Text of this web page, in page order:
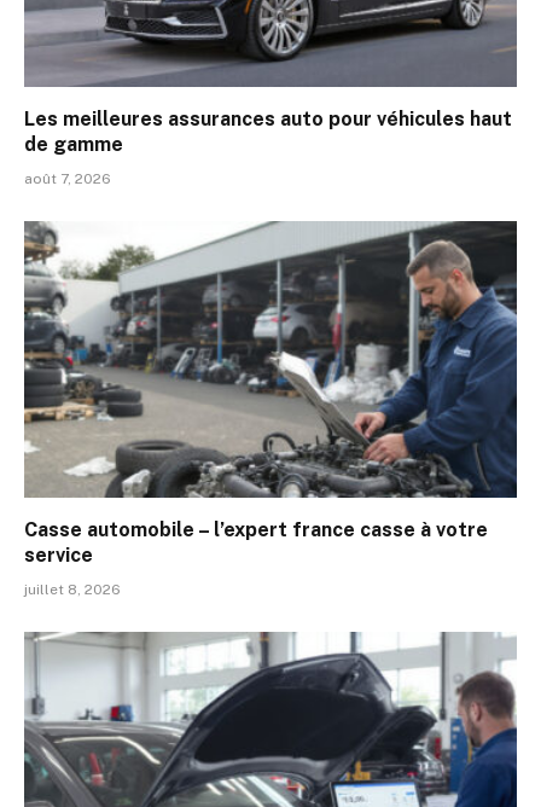
Les meilleures assurances auto pour véhicules haut
de gamme
août 7, 2026
Casse automobile – l’expert france casse à votre
service
juillet 8, 2026